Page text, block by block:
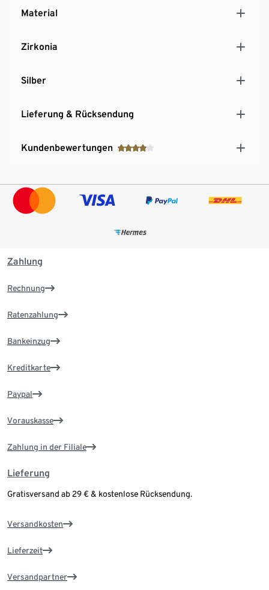
Material
Zirkonia
Silber
Lieferung & Rücksendung
Kundenbewertungen
Zahlung
Rechnung
Ratenzahlung
Bankeinzug
Kreditkarte
Paypal
Vorauskasse
Zahlung in der Filiale
Lieferung
Gratisversand ab 29 € & kostenlose Rücksendung.
Versandkosten
Lieferzeit
Versandpartner